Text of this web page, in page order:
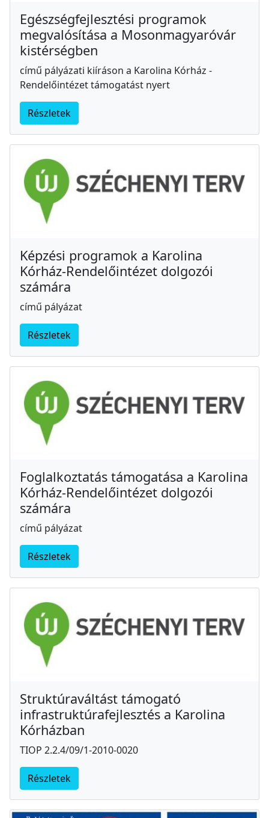
Egészségfejlesztési programok
megvalósítása a Mosonmagyaróvár
kistérségben
című pályázati kiíráson a Karolina Kórház -
Rendelőintézet támogatást nyert
Részletek
Képzési programok a Karolina
Kórház-Rendelőintézet dolgozói
számára
című pályázat
Részletek
Foglalkoztatás támogatása a Karolina
Kórház-Rendelőintézet dolgozói
számára
című pályázat
Részletek
Struktúraváltást támogató
infrastruktúrafejlesztés a Karolina
Kórházban
TIOP 2.2.4/09/1-2010-0020
Részletek